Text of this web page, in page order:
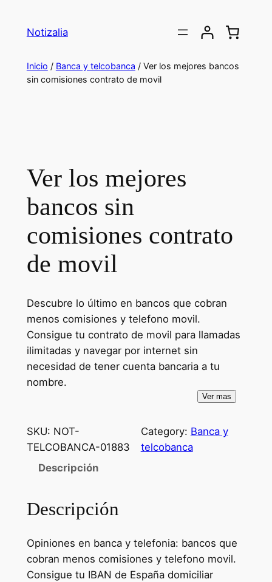
Notizalia
Inicio / Banca y telcobanca / Ver los mejores bancos
sin comisiones contrato de movil
Ver los mejores
bancos sin
comisiones contrato
de movil
Descubre lo último en bancos que cobran
menos comisiones y telefono movil.
Consigue tu contrato de movil para llamadas
ilimitadas y navegar por internet sin
necesidad de tener cuenta bancaria a tu
nombre.
Ver mas
SKU: NOT-
TELCOBANCA-01883
Category: Banca y
telcobanca
Descripción
Descripción
Opiniones en banca y telefonia: bancos que
cobran menos comisiones y telefono movil.
Consigue tu IBAN de España domiciliar